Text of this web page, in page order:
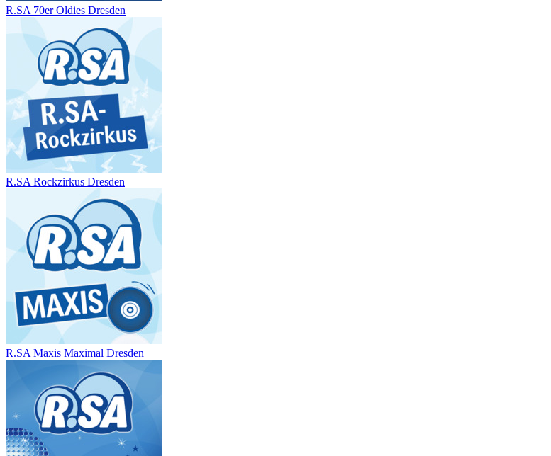
R.SA 70er Oldies Dresden
R.SA Rockzirkus Dresden
R.SA Maxis Maximal Dresden